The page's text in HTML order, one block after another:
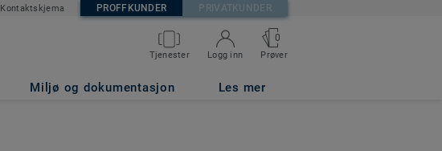
Kontaktskjema PROFFKUNDER PRIVATKUNDER
Tjenester Logg inn
0
Prøver
Miljø og dokumentasjon Les mer